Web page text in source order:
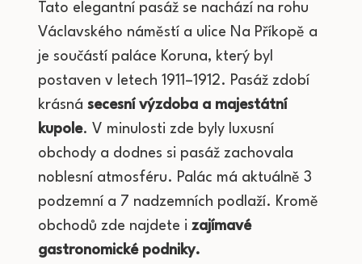
Tato elegantní pasáž se nachází na rohu
Václavského náměstí a ulice Na Příkopě a
je součástí paláce Koruna, který byl
postaven v letech 1911–1912. Pasáž zdobí
krásnásecesní výzdoba a majestátní
kupole. V minulosti zde byly luxusní
obchody a dodnes si pasáž zachovala
noblesní atmosféru. Palác má aktuálně 3
podzemní a 7 nadzemních podlaží. Kromě
obchodů zde najdete izajímavé
gastronomické podniky.